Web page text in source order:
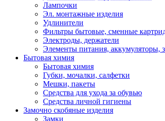
Лампочки
Эл. монтажные изделия
Удлинители
Фильтры бытовые, сменные
Электроды, держатели
Элементы питания, аккумуляторы,
Бытовая химия
Бытовая химия
Губки, мочалки, салфетки
Мешки, пакеты
Средства для ухода за обувью
Средства личной гигиены
Замочно скобяные изделия
Замки